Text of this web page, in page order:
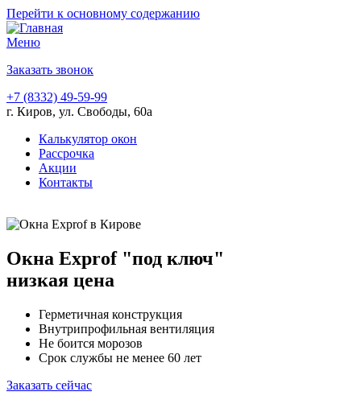
Перейти к основному содержанию
Меню
Заказать звонок
+7 (8332) 49-59-99
г. Киров, ул. Свободы, 60а
Калькулятор окон
Рассрочка
Акции
Контакты
Окна Exprof "под ключ"
низкая цена
Герметичная конструкция
Внутрипрофильная вентиляция
Не боится морозов
Срок службы не менее 60 лет
Заказать сейчас